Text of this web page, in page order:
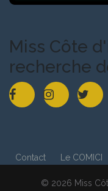
Miss Côte
recherche
Contact Le COMICI
© 2026 Miss